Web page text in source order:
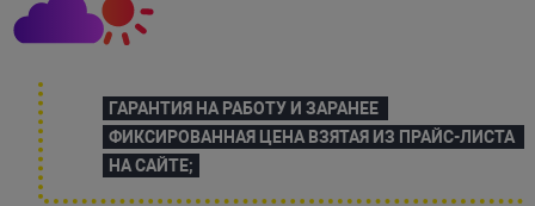
ГАРАНТИЯ НА РАБОТУ И ЗАРАНЕЕ
ФИКСИРОВАННАЯ ЦЕНА ВЗЯТАЯ ИЗ ПРАЙС-ЛИСТА
НА САЙТЕ;